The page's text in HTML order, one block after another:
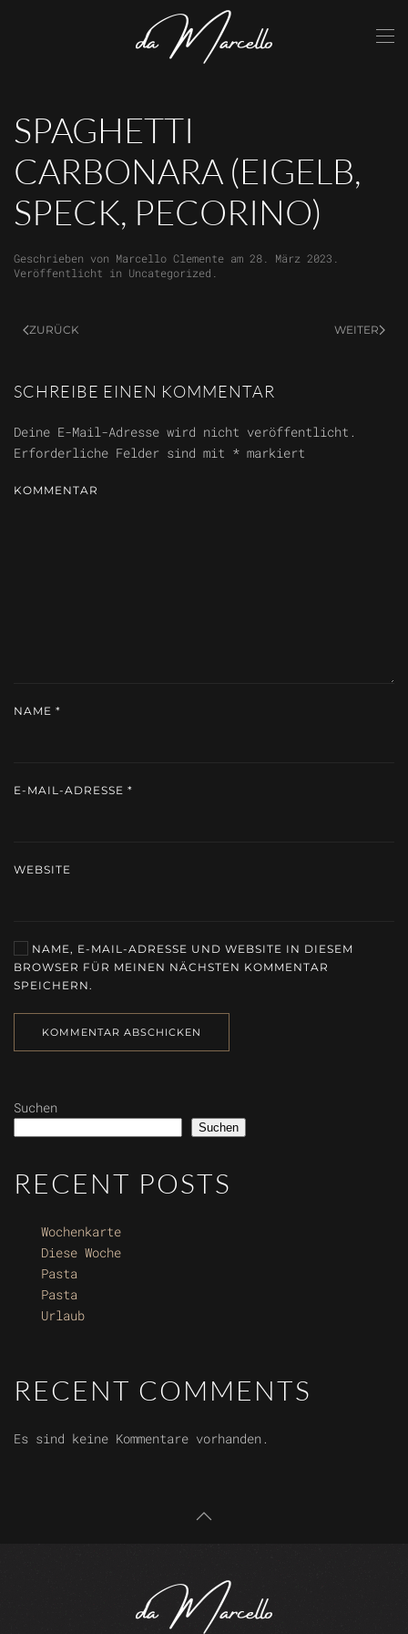
Skip to main content
SPAGHETTI
CARBONARA (EIGELB,
SPECK, PECORINO)
Geschrieben von Marcello Clemente am 28. März 2023
Veröffentlicht in Uncategorized
ZURÜCK WEITER
SCHREIBE EINEN KOMMENTAR
Deine E-Mail-Adresse wird nicht veröffentlicht.
Erforderliche Felder sind mit * markiert
KOMMENTAR
NAME *
E-MAIL-ADRESSE *
WEBSITE
NAME, E-MAIL-ADRESSE UND WEBSITE IN DIESEM
BROWSER FÜR MEINEN NÄCHSTEN KOMMENTAR
SPEICHERN.
KOMMENTAR ABSCHICKEN
Suchen
Suchen
RECENT POSTS
Wochenkarte
Diese Woche
Pasta
Pasta
Urlaub
RECENT COMMENTS
Es sind keine Kommentare vorhanden.